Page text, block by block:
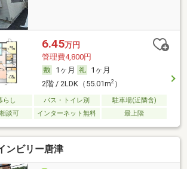
6.45万円
管理費4,800円
1ヶ月
1ヶ月
2階 / 2LDK（55.01m2）
らし バス・トイレ別
駐車場(近隣含)
談可
インターネット無料 最上階
ンビリー唐津